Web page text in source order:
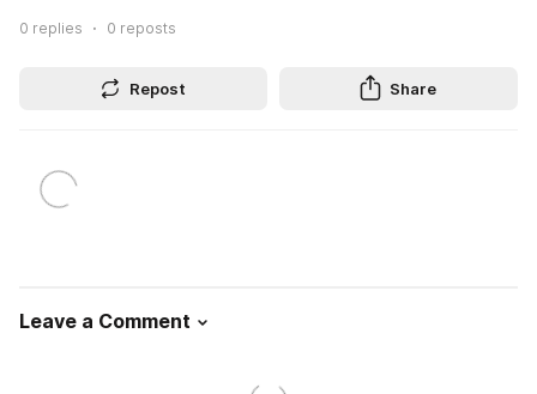
0 replies 0 reposts
Repost Share
Leave a Comment